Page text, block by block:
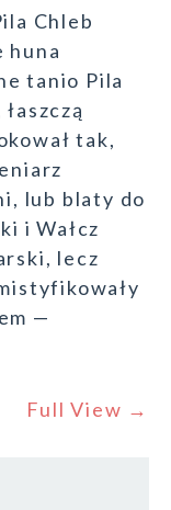
Chleb
huna
tanio Pila
tak,
lub blaty do
i Wałcz
lecz
—
Full View →